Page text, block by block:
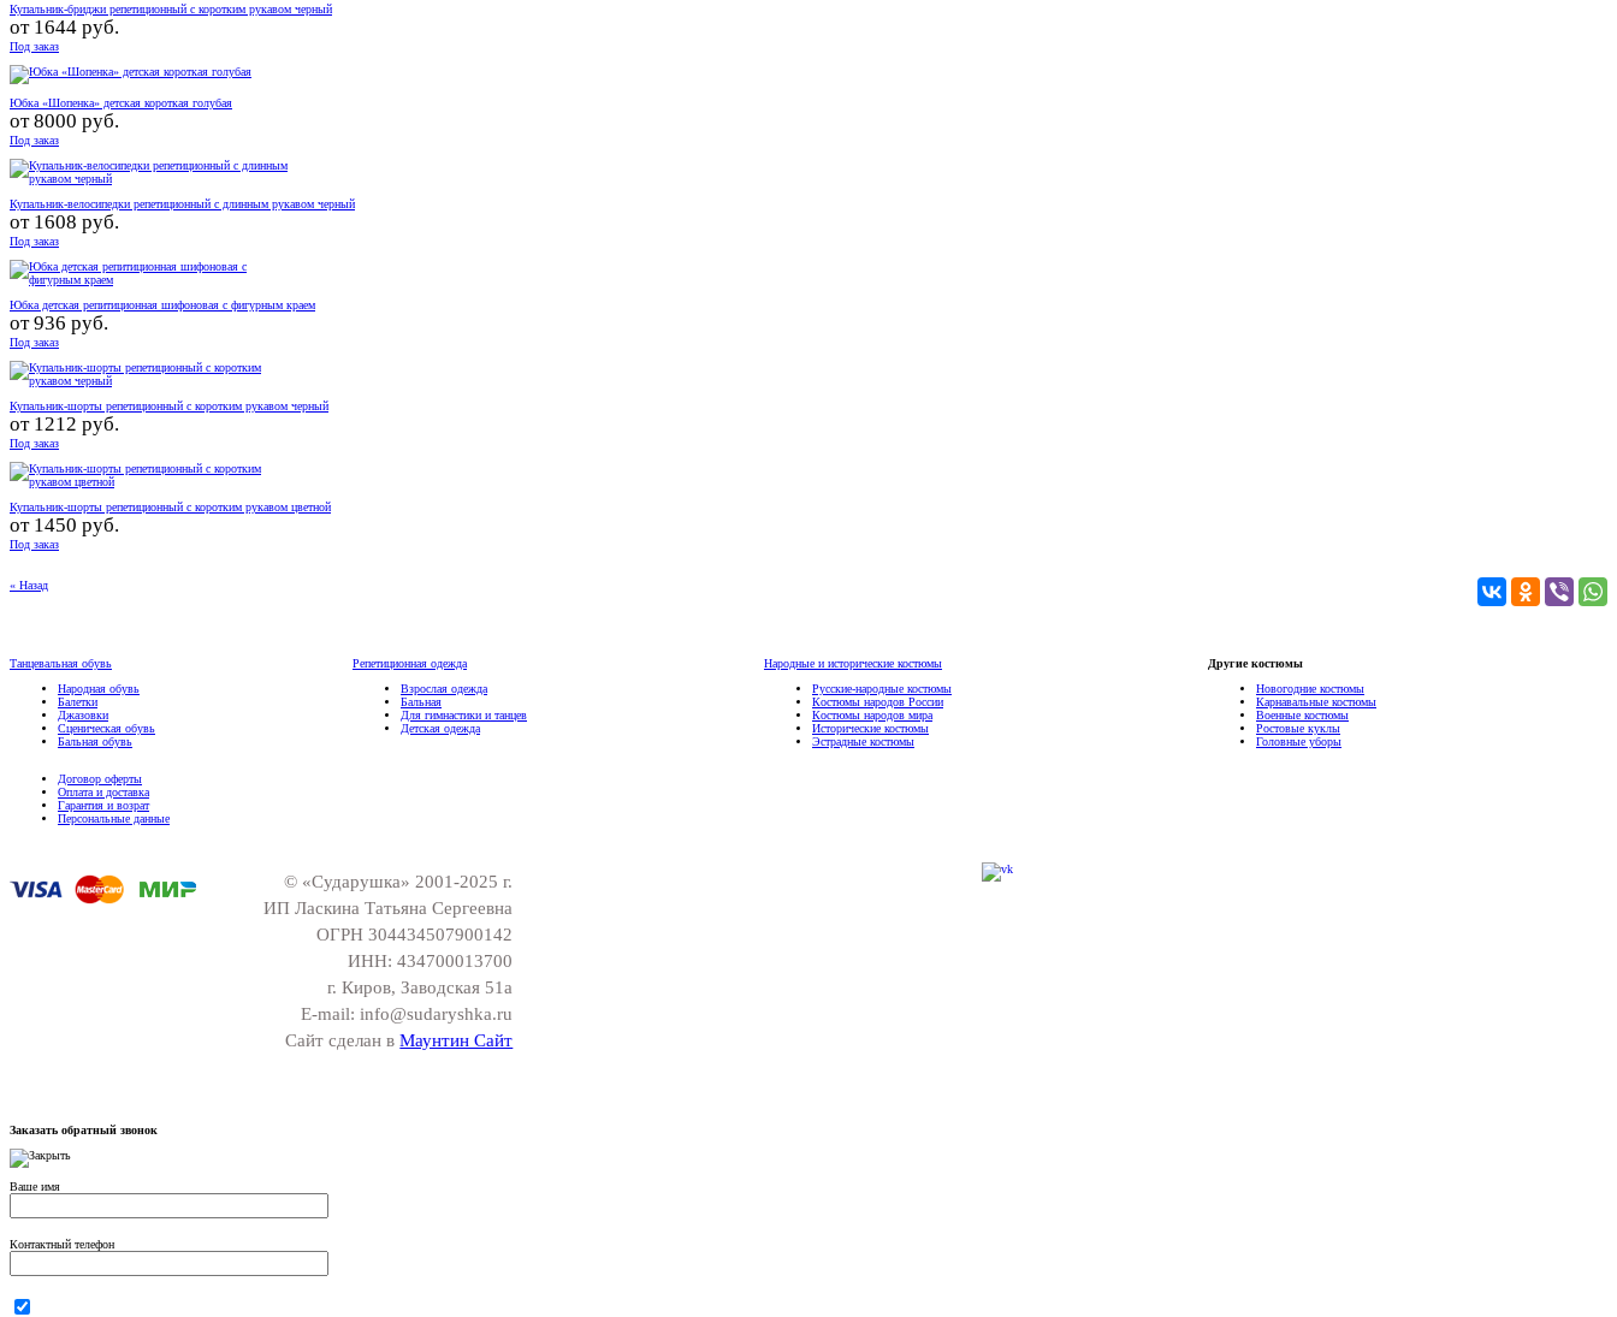
Купальник-бриджи репетиционный с коротким рукавом черный
от 1644 руб.
Под заказ
Юбка «Шопенка» детская короткая голубая
от8000 руб.
Под заказ
Купальник-велосипедки репетиционный с длинным рукавом черный
от 1608 руб.
Под заказ
Юбка детская репитиционная шифоновая с фигурным краем
от936 руб.
Под заказ
Купальник-шорты репетиционный с коротким рукавом черный
от 1212 руб.
Под заказ
Купальник-шорты репетиционный с коротким рукавом цветной
от 1450 руб.
Под заказ
« Назад
Танцевальная обувь
Народная обувь
Балетки
Джазовки
Сценическая обувь
Бальная обувь
Репетиционная одежда
Взрослая одежда
Бальная
Для гимнастики и танцев
Детская одежда
Народные и исторические костюмы
Русские-народные костюмы
Костюмы народов России
Костюмы народов мира
Исторические костюмы
Эстрадные костюмы
Другие костюмы
Новогодние костюмы
Карнавальные костюмы
Военные костюмы
Ростовые куклы
Головные уборы
Договор оферты
Оплата и доставка
Гарантия и возрат
Персональные данные
© «Сударушка» 2001-2025 г.
ИП Ласкина Татьяна Сергеевна
ОГРН 304434507900142
ИНН: 434700013700
г. Киров, Заводская 51а
E-mail: info@sudaryshka.ru
Сайт сделан вМаунтин Сайт
Заказать обратный звонок
Ваше имя
Контактный телефон